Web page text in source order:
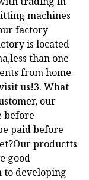
machines
factory
is located
than one
from home
us!3. What
our
before
paid before
productts
good
to developing